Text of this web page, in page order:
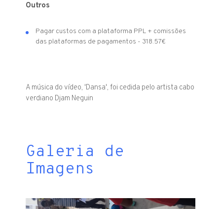
Outros
Pagar custos com a plataforma PPL + comissões
das plataformas de pagamentos - 318.57€
A música do vídeo, 'Dansa', foi cedida pelo artista cabo
verdiano Djam Neguin
Galeria de
Imagens